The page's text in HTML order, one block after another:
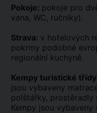
Pokoje: pokoje pro
vana, WC, ručníky).
Strava: v hotelových
pokrmy podobné
regionální kuchyně.
Kempy turistické
jsou vybaveny
polštářky, prostěradly
Kempy jsou vybaveny